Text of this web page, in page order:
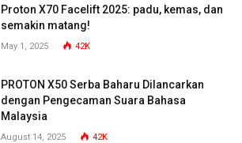
Proton X70 Facelift 2025: padu, kemas, dan
semakin matang!
May 1, 2025 42K
PROTON X50 Serba Baharu Dilancarkan
dengan Pengecaman Suara Bahasa
Malaysia
August 14, 2025 42K